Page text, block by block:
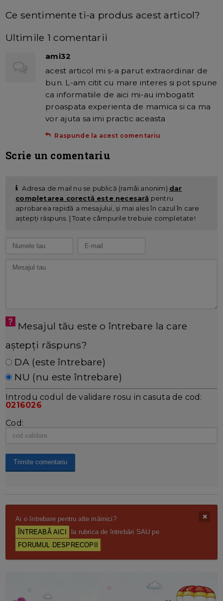
Ce sentimente ti-a produs acest articol?
Ultimile 1 comentarii
ami32
acest articol mi s-a parut extraordinar de
bun. L-am citit cu mare interes si pot spune
ca informatiile de aici mi-au imbogatit
proaspata experienta de mamica si ca ma
vor ajuta sa imi practic aceasta
Raspunde la acest comentariu
Scrie un comentariu
Adresa de mail nu se publică (ramâi anonim) dar
completarea corectă este necesară pentru
aprobarea rapidă a mesajului, și mai ales în cazul în care
aștepți răspuns. | Toate câmpurile trebuie completate!
Mesajul tău este o întrebare la care
aștepți răspuns?
DA (este întrebare)
NU (nu este întrebare)
Introdu codul de validare rosu in casuta de cod:
0216026
Cod:
Ai o întrebare pentru alte mămici?
ÎNTREABĂ AICI
la rubrica de întrebări SAU pe
FORUMUL DESPRECOPII